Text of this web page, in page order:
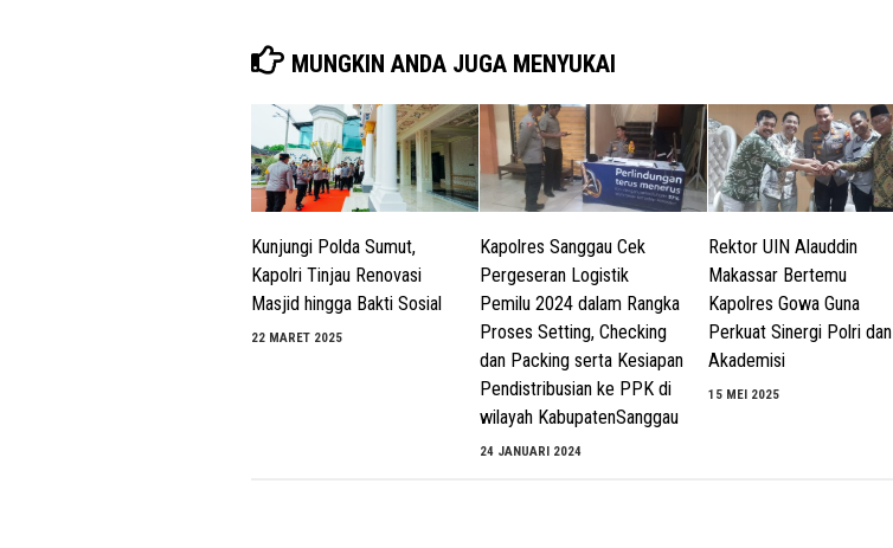
MUNGKIN ANDA JUGA MENYUKAI
Kunjungi Polda Sumut,
Kapolri Tinjau Renovasi
Masjid hingga Bakti Sosial
22 MARET 2025
Kapolres Sanggau Cek
Pergeseran Logistik
Pemilu 2024 dalam Rangka
Proses Setting, Checking
dan Packing serta Kesiapan
Pendistribusian ke PPK di
wilayah KabupatenSanggau
24 JANUARI 2024
Rektor UIN Alauddin
Makassar Bertemu
Kapolres Gowa Guna
Perkuat Sinergi Polri dan
Akademisi
15 MEI 2025